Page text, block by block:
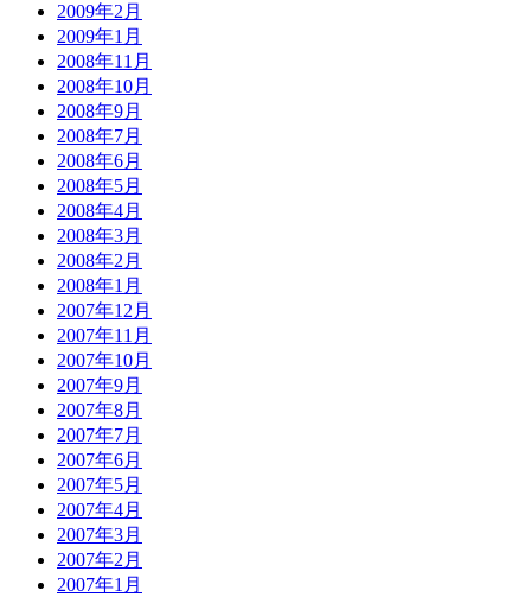
2009年2月
2009年1月
2008年11月
2008年10月
2008年9月
2008年7月
2008年6月
2008年5月
2008年4月
2008年3月
2008年2月
2008年1月
2007年12月
2007年11月
2007年10月
2007年9月
2007年8月
2007年7月
2007年6月
2007年5月
2007年4月
2007年3月
2007年2月
2007年1月